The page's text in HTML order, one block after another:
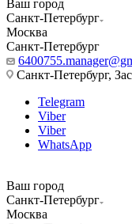
Ваш город
Санкт-Петербург
Москва
Санкт-Петербург
Санкт-Петербург,
Telegram
Viber
Viber
WhatsApp
Ваш город
Санкт-Петербург
Москва